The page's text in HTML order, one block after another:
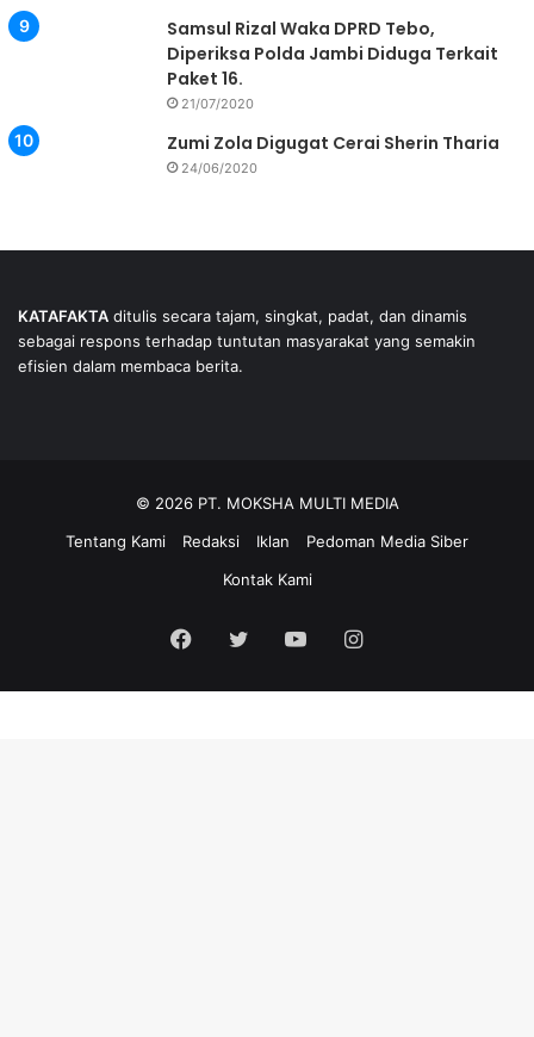
Samsul Rizal Waka DPRD Tebo,
Diperiksa Polda Jambi Diduga Terkait
Paket 16.
21/07/2020
Zumi Zola Digugat Cerai Sherin Tharia
24/06/2020
KATAFAKTA ditulis secara tajam, singkat, padat, dan dinamis
sebagai respons terhadap tuntutan masyarakat yang semakin
efisien dalam membaca berita.
© 2026 PT. MOKSHA MULTI MEDIA
Tentang Kami
Redaksi Iklan
Pedoman Media Siber
Kontak Kami
Facebook
Twitter YouTubeInstagram